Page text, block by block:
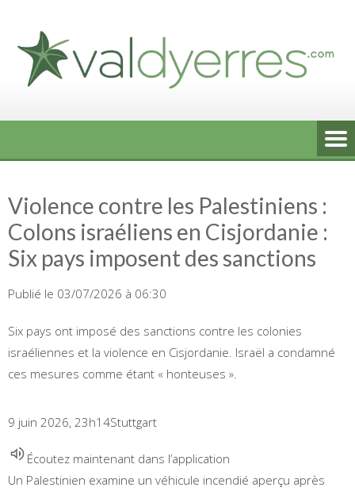
content
Violence contre les Palestiniens :
Colons israéliens en Cisjordanie :
Six pays imposent des sanctions
Publié le 03/07/2026 à 06:30
Six pays ont imposé des sanctions contre les colonies
israéliennes et la violence en Cisjordanie. Israël a condamné
ces mesures comme étant « honteuses ».
9 juin 2026, 23h14Stuttgart
Écoutez maintenant dans l’application
Un Palestinien examine un véhicule incendié aperçu après